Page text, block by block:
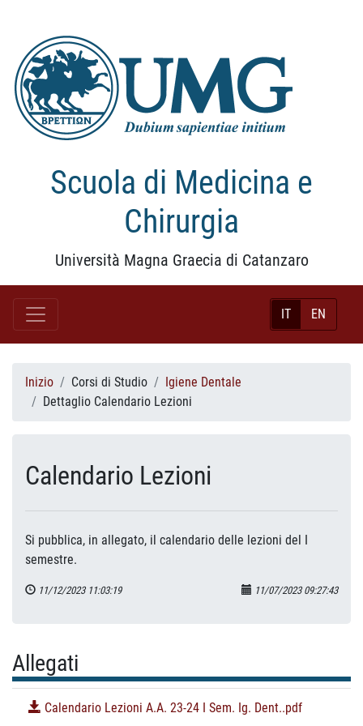
Scuola di Medicina e
Chirurgia
Università Magna Graecia di Catanzaro
IT EN
Inizio Corsi di Studio
Igiene Dentale
Dettaglio Calendario Lezioni
Calendario Lezioni
Si pubblica, in allegato, il calendario delle lezioni del I
semestre.
11/12/2023 11:03:19 11/07/2023 09:27:43
Allegati
Calendario Lezioni A.A. 23-24 I Sem. Ig. Dent..pdf